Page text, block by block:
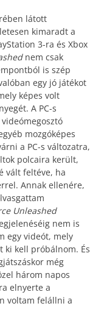
látott
kimaradt a
3-ra és Xbox
nem csak
is szép
egy jó játékot
képes volt
A PC-s
mozgóképes
a PC-s változatra,
polcaira került,
vált feltéve, ha
Annak ellenére,
Unleashed
nem is
egy videót, mely
ki kell próbálnom. És
még
három napos
elnyerte a
voltam felállni a